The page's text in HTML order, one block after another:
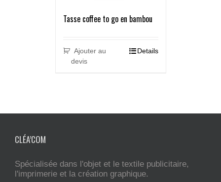
Tasse coffee to go en bambou
Ajouter au
devis
Details
CLÉA’COM
Spécialisée dans l'objet et le textile publicitaire,
l'imprimerie et la création graphique.